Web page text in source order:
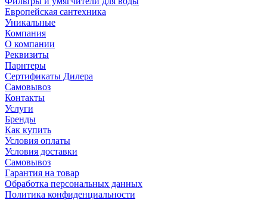
Европейская сантехника
Уникальные
Компания
О компании
Реквизиты
Парнтеры
Сертификаты Дилера
Самовывоз
Контакты
Услуги
Бренды
Как купить
Условия оплаты
Условия доставки
Самовывоз
Гарантия на товар
Обработка персональных данных
Политика конфиденциальности